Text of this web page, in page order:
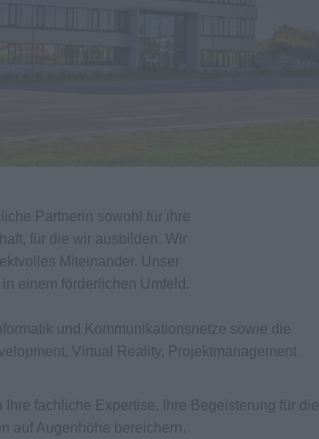
Partnerin sowohl für ihre
für die wir ausbilden. Wir
Miteinander. Unser
einem förderlichen Umfeld.
und Kommunikationsnetze sowie die
Virtual Reality, Projektmanagement
fachliche Expertise, Ihre Begeisterung für die
auf Augenhöhe bereichern.